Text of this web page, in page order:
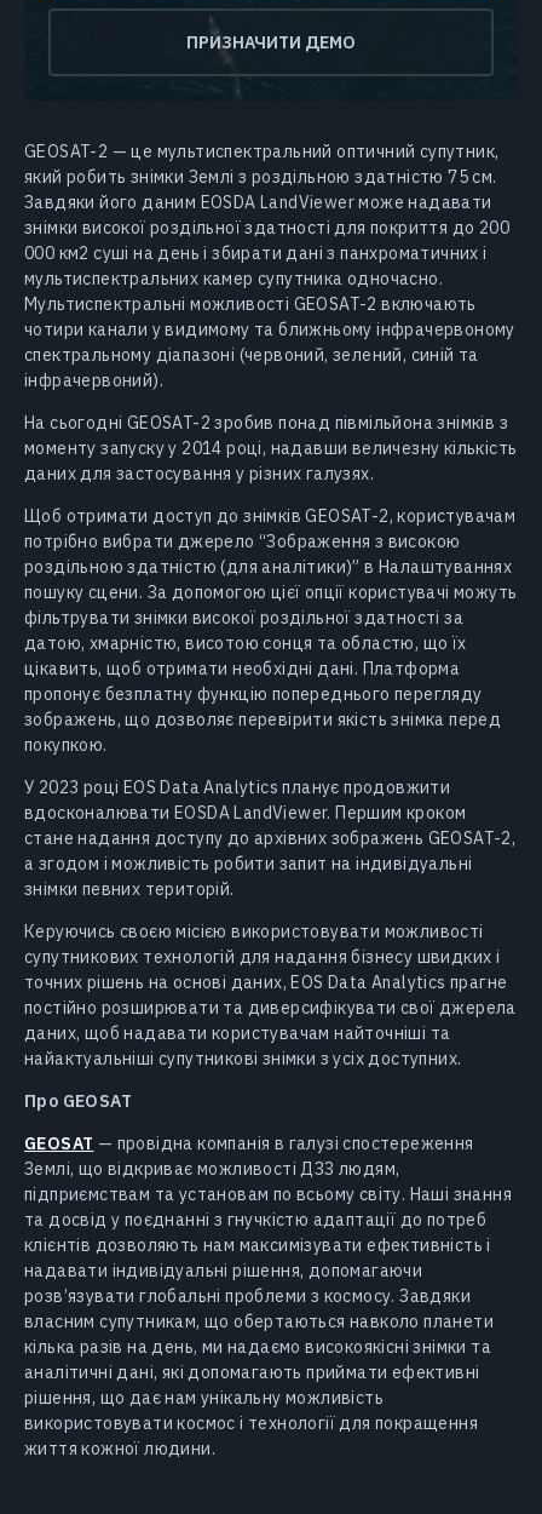
ПРИЗНАЧИТИ ДЕМО
GEOSAT-2 — це мультиспектральний оптичний супутник,
який робить знімки Землі з роздільною здатністю 75 см.
Завдяки його даним EOSDA LandViewer може надавати
знімки високої роздільної здатності для покриття до 200
000 км2 суші на день і збирати дані з панхроматичних і
мультиспектральних камер супутника одночасно.
Мультиспектральні можливості GEOSAT-2 включають
чотири канали у видимому та ближньому інфрачервоному
спектральному діапазоні (червоний, зелений, синій та
інфрачервоний).
На сьогодні GEOSAT-2 зробив понад півмільйона знімків з
моменту запуску у 2014 році, надавши величезну кількість
даних для застосування у різних галузях.
Щоб отримати доступ до знімків GEOSAT-2, користувачам
потрібно вибрати джерело “Зображення з високою
роздільною здатністю (для аналітики)” в Налаштуваннях
пошуку сцени. За допомогою цієї опції користувачі можуть
фільтрувати знімки високої роздільної здатності за
датою, хмарністю, висотою сонця та областю, що їх
цікавить, щоб отримати необхідні дані. Платформа
пропонує безплатну функцію попереднього перегляду
зображень, що дозволяє перевірити якість знімка перед
покупкою.
У 2023 році EOS Data Analytics планує продовжити
вдосконалювати EOSDA LandViewer. Першим кроком
стане надання доступу до архівних зображень GEOSAT-2,
а згодом і можливість робити запит на індивідуальні
знімки певних територій.
Керуючись своєю місією використовувати можливості
супутникових технологій для надання бізнесу швидких і
точних рішень на основі даних, EOS Data Analytics прагне
постійно розширювати та диверсифікувати свої джерела
даних, щоб надавати користувачам найточніші та
найактуальніші супутникові знімки з усіх доступних.
Про GEOSAT
GEOSAT — провідна компанія в галузі спостереження
Землі, що відкриває можливості ДЗЗ людям,
підприємствам та установам по всьому світу. Наші знання
та досвід у поєднанні з гнучкістю адаптації до потреб
клієнтів дозволяють нам максимізувати ефективність і
надавати індивідуальні рішення, допомагаючи
розв’язувати глобальні проблеми з космосу. Завдяки
власним супутникам, що обертаються навколо планети
кілька разів на день, ми надаємо високоякісні знімки та
аналітичні дані, які допомагають приймати ефективні
рішення, що дає нам унікальну можливість
використовувати космос і технології для покращення
життя кожної людини.